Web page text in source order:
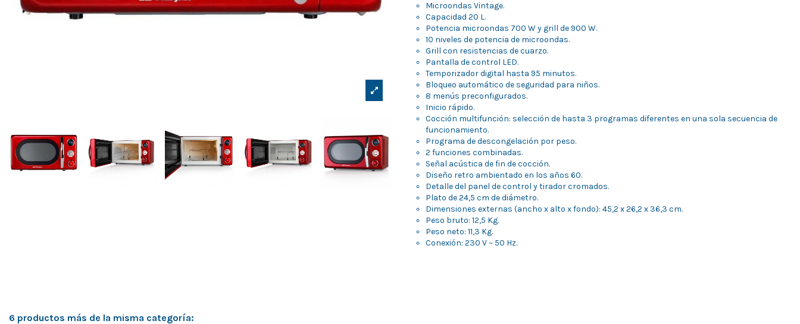
Microondas Vintage.
Capacidad 20 L.
Potencia microondas 700 W y grill de 900 W.
10 niveles de potencia de microondas.
Grill con resistencias de cuarzo.
Pantalla de control LED.
Temporizador digital hasta 95 minutos.
Bloqueo automático de seguridad para niños.
8 menús preconfigurados.
Inicio rápido.
Cocción multifunción: selección de hasta 3 programas diferentes en una sola secuencia de
funcionamiento.
Programa de descongelación por peso.
2 funciones combinadas.
Señal acústica de fin de cocción.
Diseño retro ambientado en los años 60.
Detalle del panel de control y tirador cromados.
Plato de 24,5 cm de diámetro.
Dimensiones externas (ancho x alto x fondo): 45,2 x 26,2 x 36,3 cm.
Peso bruto: 12,5 Kg.
Peso neto: 11,3 Kg.
Conexión: 230 V ~ 50 Hz.
6 productos más de la misma categoría: